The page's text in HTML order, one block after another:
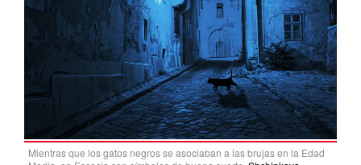
Mientras que los gatos negros se asociaban a las brujas en la Edad